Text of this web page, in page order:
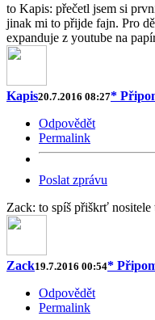
to Kapis: přečetl jsem si
jinak mi to přijde fajn. Pro
expanduje z youtube na
Kapis20.7.2016 08:27*
Odpovědět
Permalink
Poslat zprávu
Zack: to spíš přiškrť nositele
Zack19.7.2016 00:54*
Odpovědět
Permalink